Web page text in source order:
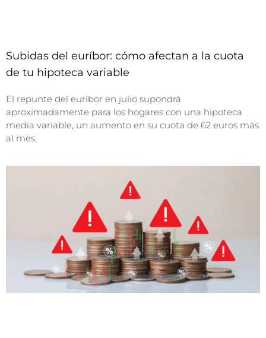
Subidas del euríbor: cómo afectan a la cuota
de tu hipoteca variable
El repunte del euríbor en julio supondrá
aproximadamente para los hogares con una hipoteca
media variable, un aumento en su cuota de 62 euros más
al mes.